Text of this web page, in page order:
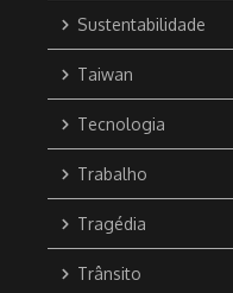
Sustentabilidade
Taiwan
Tecnologia
Trabalho
Tragédia
Trânsito